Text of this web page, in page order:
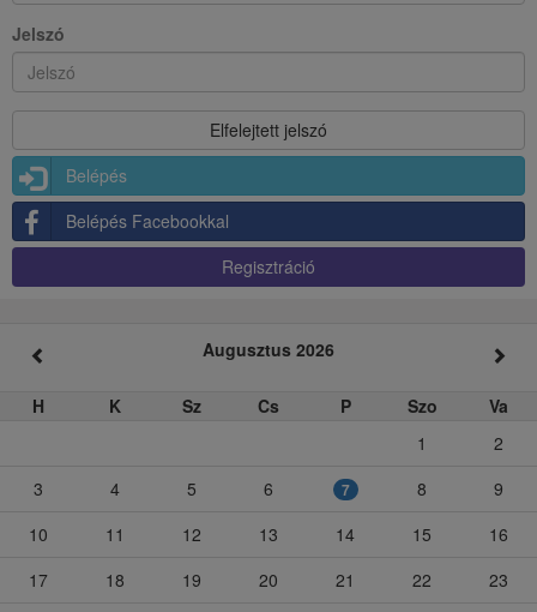
Jelszó
Belépés
Belépés Facebookkal
Regisztráció
Augusztus 2026
H K Sz Cs P Szo
Va
1
2
3
4 5 6 7 8
9
10
11 12 13 14 15
16
17
18 19 20 21 22
23